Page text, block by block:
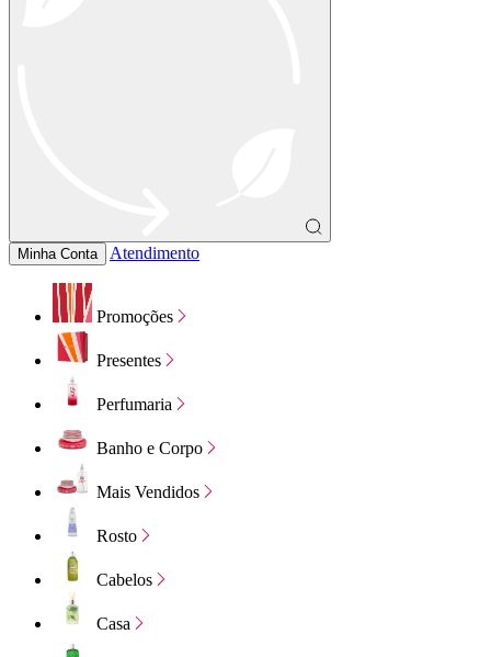
Minha Conta Atendimento
Promoções
Presentes
Perfumaria
Banho e Corpo
Mais Vendidos
Rosto
Cabelos
Casa